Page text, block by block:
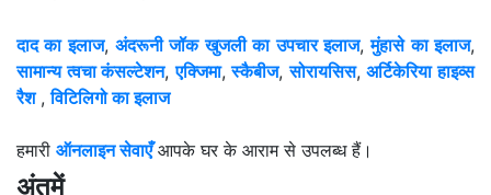
दाद का इलाज,अंदरूनी जॉक खुजली का उपचार इलाज,मुंहासे का इलाज,
सामान्य त्वचा कंसल्टेशन,एक्जिमा,स्कैबीज,सोरायसिस,अर्टिकेरिया हाइव्स
रैश,विटिलिगो का इलाज
हमारी ऑनलाइन सेवाएँआपके घर के आराम से उपलब्ध हैं।
अंतमें